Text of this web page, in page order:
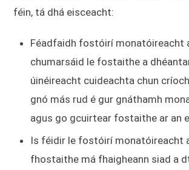
féin, tá dhá eisceacht:
Féadfaidh fostóirí monatóireacht
chumarsáid le fostaithe a
úinéireacht cuideachta chun
gnó más rud é gur gnáthamh
agus go gcuirtear fostaithe ar an
Is féidir le fostóirí monatóireacht
fhostaithe má fhaigheann siad a